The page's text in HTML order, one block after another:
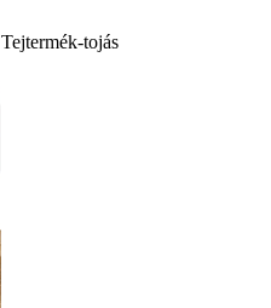
Tejtermék-tojás